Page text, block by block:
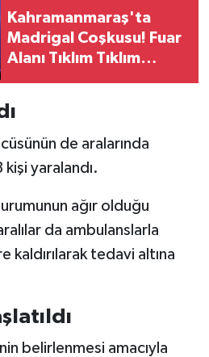
Kahramanmaraş'ta
Madrigal Coşkusu! Fuar
Alanı Tıklım Tıklım
de aralarında
yaralandı.
ağır olduğu
da ambulanslarla
kaldırılarak tedavi altına
belirlenmesi amacıyla